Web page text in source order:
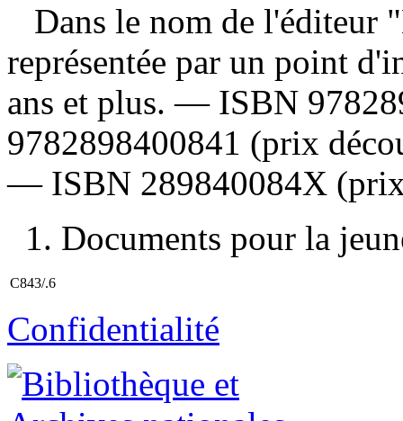
Dans le nom de l'éditeur
représentée par un point
ans et plus. — ISBN
9782898400841 (prix
— ISBN 289840084X
1. Documents pour la
C843/.6
Confidentialité